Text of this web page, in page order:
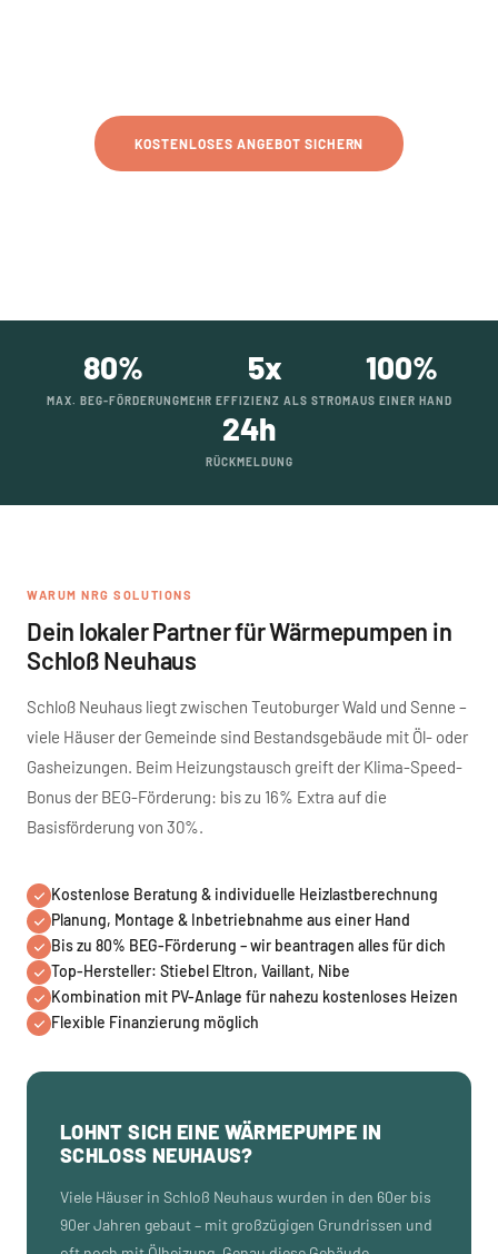
KOSTENLOSES ANGEBOT SICHERN
80%
MAX. BEG-FÖRDERUNG
5x
MEHR EFFIZIENZ ALS STROM
100%
AUS EINER HAND
24h
RÜCKMELDUNG
WARUM NRG SOLUTIONS
Dein lokaler Partner für Wärmepumpen in
Schloß Neuhaus
Schloß Neuhaus liegt zwischen Teutoburger Wald und Senne –
viele Häuser der Gemeinde sind Bestandsgebäude mit Öl- oder
Gasheizungen. Beim Heizungstausch greift der Klima-Speed-
Bonus der BEG-Förderung: bis zu 16% Extra auf die
Basisförderung von 30%.
Kostenlose Beratung & individuelle Heizlastberechnung
Planung, Montage & Inbetriebnahme aus einer Hand
Bis zu 80% BEG-Förderung – wir beantragen alles für dich
Top-Hersteller: Stiebel Eltron, Vaillant, Nibe
Kombination mit PV-Anlage für nahezu kostenloses Heizen
Flexible Finanzierung möglich
LOHNT SICH EINE WÄRMEPUMPE IN
SCHLOSS NEUHAUS?
Viele Häuser in Schloß Neuhaus wurden in den 60er bis
90er Jahren gebaut – mit großzügigen Grundrissen und